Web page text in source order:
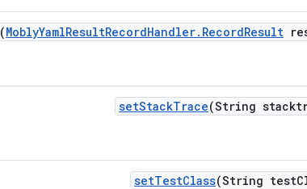
(MoblyYamlResultRecordHandler. RecordResult
setStackTrace(String
setTestClass(String test